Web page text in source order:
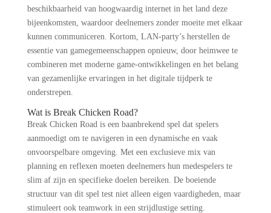
beschikbaarheid van hoogwaardig internet in het land deze
bijeenkomsten, waardoor deelnemers zonder moeite met elkaar
kunnen communiceren. Kortom, LAN-party’s herstellen de
essentie van gamegemeenschappen opnieuw, door heimwee te
combineren met moderne game-ontwikkelingen en het belang
van gezamenlijke ervaringen in het digitale tijdperk te
onderstrepen.
Wat is Break Chicken Road?
Break Chicken Road is een baanbrekend spel dat spelers
aanmoedigt om te navigeren in een dynamische en vaak
onvoorspelbare omgeving. Met een exclusieve mix van
planning en reflexen moeten deelnemers hun medespelers te
slim af zijn en specifieke doelen bereiken. De boeiende
structuur van dit spel test niet alleen eigen vaardigheden, maar
stimuleert ook teamwork in een strijdlustige setting.